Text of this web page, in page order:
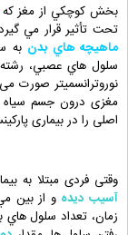
بخش کوچکي از مغز
تحت تأثير قرار مي
ماهيچه هاي بدن به
سلول هاي عصبي،
نوروترانسمیتر صورت
مغزی درون جسم
اصلی را در بیماری
وقتی فردی مبتلا به
آسيب ديده و از بين
زمان، تعداد سلول